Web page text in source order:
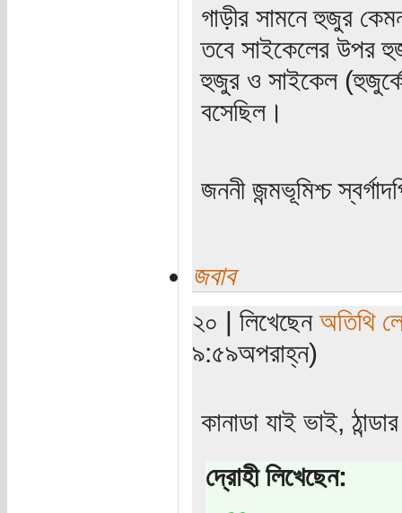
গাড়ীর সামনে হুজুর
তবে সাইকেলের উপর
হুজুর ও সাইকেল
বসেছিল।
জননী জন্মভূমিশ্চ
জবাব
২০ | লিখেছেন অতিথি
৯:৫৯অপরাহ্ন)
কানাডা যাই ভাই,
দ্রোহী লিখেছেন: